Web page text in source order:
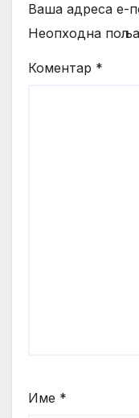
Ваша адреса е-
Неопходна
Коментар *
Име *